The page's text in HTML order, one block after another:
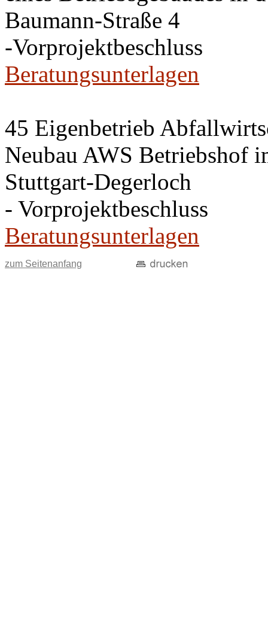
Baumann-Straße 4
-Vorprojektbeschluss
Beratungsunterlagen
45 Eigenbetrieb
Neubau AWS Betriebshof
Stuttgart-Degerloch
- Vorprojektbeschluss
Beratungsunterlagen
zum Seitenanfang